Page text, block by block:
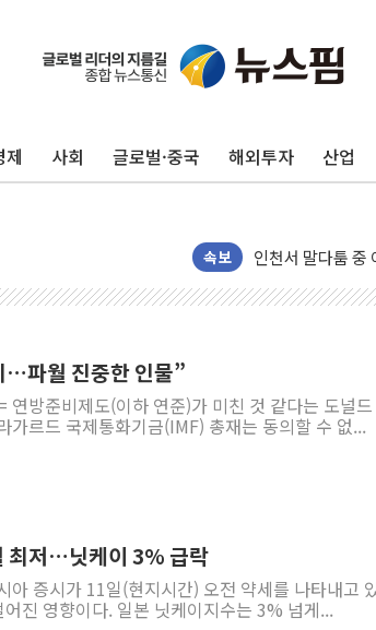
제 사회 글로벌·중국 해외투자 산업
속보
[종합] 김민석, 정
민주당 경북도당
김민석, 강원·대
[속보] 민주, 강원
[속보] 민주, 대
[속보] 민주, 강
정재헌 CEO,
최태원, 노소영
하나금융, 명동
인천시 광복절
병무청, 보충역
홈플러스發 대형
윤준병·이해민
…파월 진중한 인물”
방준비제도(이하 연준)가 미친 것 같다는 도널
가르드 국제통화기금(IMF) 총재는 동의할 수 없...
최저…닛케이 3% 급락
증시가 11일(현지시간) 오전 약세를 나타내고
진 영향이다. 일본 닛케이지수는 3% 넘게...